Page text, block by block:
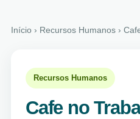
Início › Recursos Humanos ›
Recursos Humanos
Cafe no